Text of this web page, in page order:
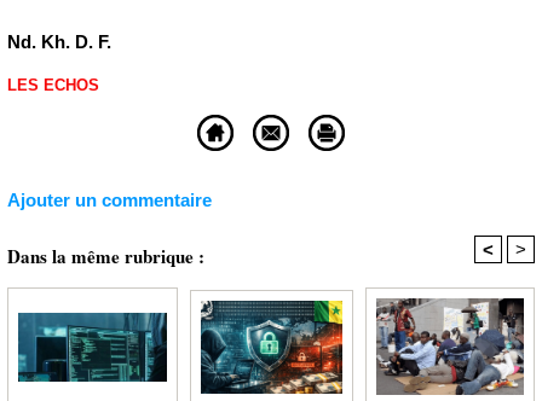
Nd. Kh. D. F.
LES ECHOS
Ajouter un commentaire
Dans la même rubrique : < >